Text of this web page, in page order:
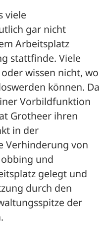
viele
gar nicht
Arbeitsplatz
stattfinde. Viele
wissen nicht, wo
können. Da
Vorbildfunktion
Grotheer ihren
in der
Verhinderung von
und
gelegt und
durch den
der